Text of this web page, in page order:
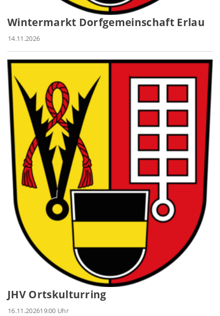
Wintermarkt Dorfgemeinschaft Erlau
14.11.2026
JHV Ortskulturring
16.11.202619:00 Uhr